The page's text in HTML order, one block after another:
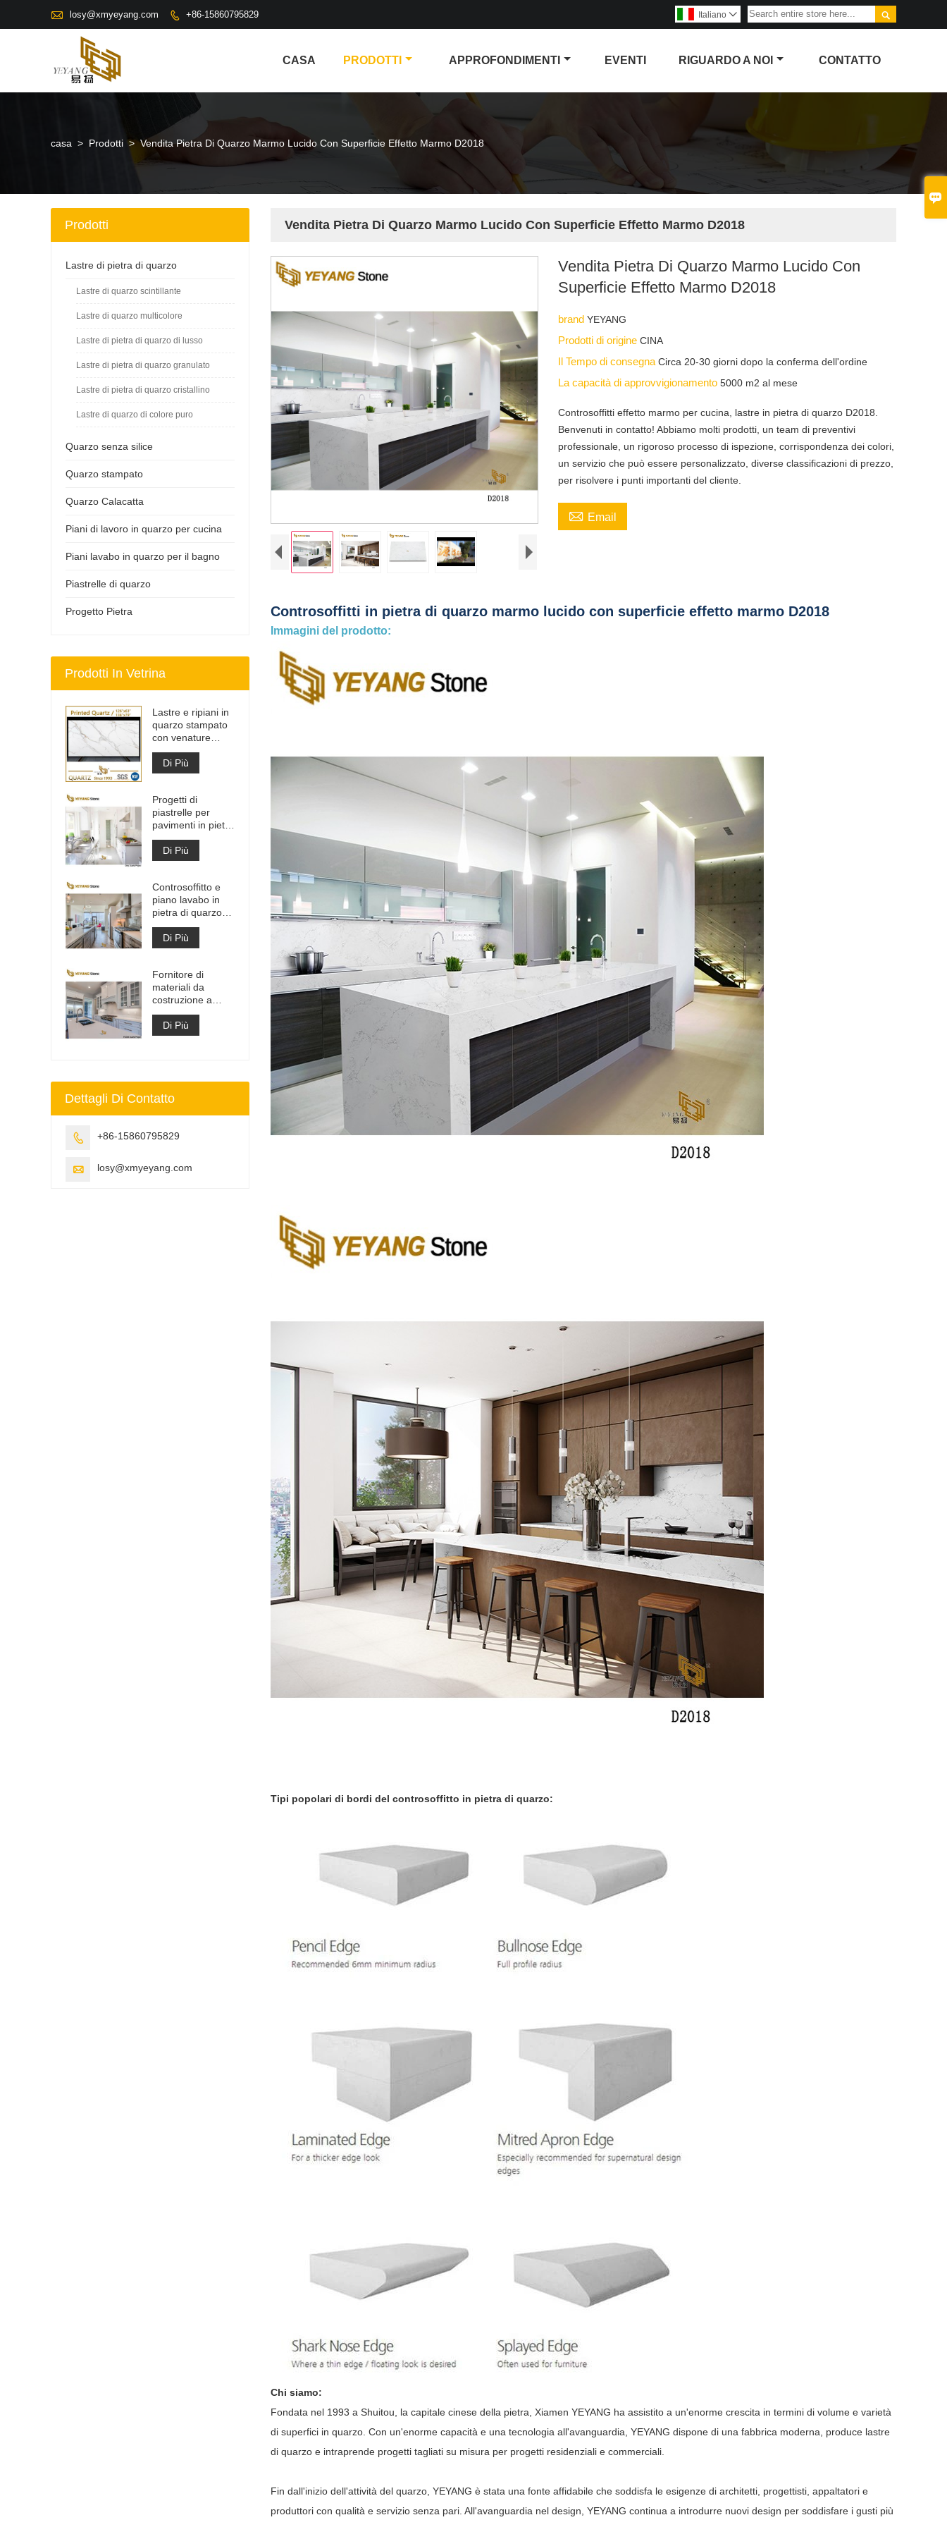

 losy@xmyeyang.com  +86-15860795829 
Italiano 
CASA PRODOTTI APPROFONDIMENTI EVENTI RIGUARDO A NOI CONTATTO
casa > Prodotti > Vendita Pietra Di Quarzo Marmo Lucido Con Superficie Effetto Marmo D2018
Vendita Pietra Di Quarzo Marmo Lucido Con Superficie Effetto Marmo D2018
Vendita Pietra Di Quarzo Marmo Lucido Con
Superficie Effetto Marmo D2018
brandYEYANG
Prodotti di origineCINA
Il Tempo di consegnaCirca 20-30 giorni dopo la conferma dell'ordine
La capacità di approvvigionamento5000 m2 al mese
Controsoffitti effetto marmo per cucina, lastre in pietra di quarzo D2018.
Benvenuti in contatto! Abbiamo molti prodotti, un team di preventivi
professionale, un rigoroso processo di ispezione, corrispondenza dei colori,
un servizio che può essere personalizzato, diverse classificazioni di prezzo,
per risolvere i punti importanti del cliente.
 Email
Controsoffitti in pietra di quarzo marmo lucido con superficie effetto marmo D2018
Immagini del prodotto:
Tipi popolari di bordi del controsoffitto in pietra di quarzo:
Chi siamo:
Fondata nel 1993 a Shuitou, la capitale cinese della pietra, Xiamen YEYANG ha assistito a un'enorme crescita in termini di volume e varietà
di superfici in quarzo. Con un'enorme capacità e una tecnologia all'avanguardia, YEYANG dispone di una fabbrica moderna, produce lastre
di quarzo e intraprende progetti tagliati su misura per progetti residenziali e commerciali.
Fin dall'inizio dell'attività del quarzo, YEYANG è stata una fonte affidabile che soddisfa le esigenze di architetti, progettisti, appaltatori e
produttori con qualità e servizio senza pari. All'avanguardia nel design, YEYANG continua a introdurre nuovi design per soddisfare i gusti più
Prodotti
Lastre di pietra di quarzo
Lastre di quarzo scintillante
Lastre di quarzo multicolore
Lastre di pietra di quarzo di lusso
Lastre di pietra di quarzo granulato
Lastre di pietra di quarzo cristallino
Lastre di quarzo di colore puro
Quarzo senza silice
Quarzo stampato
Quarzo Calacatta
Piani di lavoro in quarzo per cucina
Piani lavabo in quarzo per il bagno
Piastrelle di quarzo
Progetto Pietra
Prodotti In Vetrina
Lastre e ripiani in
quarzo stampato
con venature
grigie | Quarzo
stampato a corpo
intero PQ005
Di Più
Progetti di
piastrelle per
pavimenti in pietra
di materiale da
costruzione di alta
qualità grigio
Di Più
Controsoffitto e
piano lavabo in
pietra di quarzo
bianco Calacatta
artificiale
ingegnerizzato
Di Più
Fornitore di
materiali da
costruzione a
superficie solida in
pietra di quarzo
artificiale
Di Più
Dettagli Di Contatto
 +86-15860795829
 losy@xmyeyang.com